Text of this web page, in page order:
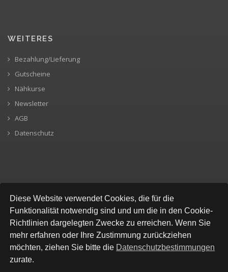
Diese Website verwendet Cookies, die für die
Funktionalität notwendig sind und um die in den Cookie-
Richtlinien dargelegten Zwecke zu erreichen. Wenn Sie
mehr erfahren oder Ihre Zustimmung zurückziehen
möchten, ziehen Sie bitte die Datenschutzbestimmungen
zurate.
WEITERES
Bezahlung/Lieferung
Gutscheine
Nähkurse
Newsletter
AGB
Datenschutz
SICHERE BEZAHLUNG